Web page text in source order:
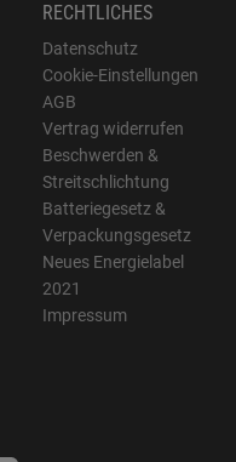
RECHTLICHES
Datenschutz
Cookie-Einstellungen
AGB
Vertrag widerrufen
Beschwerden &
Streitschlichtung
Batteriegesetz &
Verpackungsgesetz
Neues Energielabel
2021
Impressum